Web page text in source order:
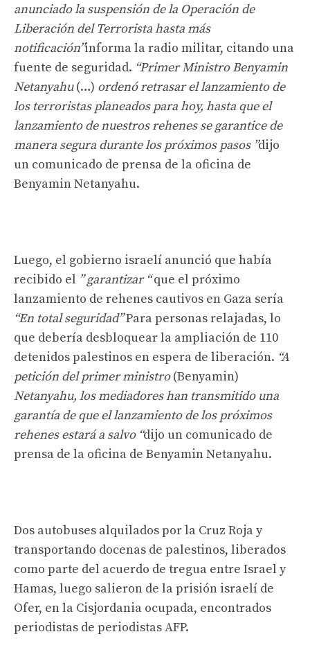
anunciado la suspensión de la Operación de
Liberación del Terrorista hasta más
notificación”informa la radio militar, citando una
fuente de seguridad. “Primer Ministro Benyamin
Netanyahu(…) ordenó retrasar el lanzamiento de
los terroristas planeados para hoy, hasta que el
lanzamiento de nuestros rehenes se garantice de
manera segura durante los próximos pasos ”dijo
un comunicado de prensa de la oficina de
Benyamin Netanyahu.
Luego, el gobierno israelí anunció que había
recibido el ” garantizar “que el próximo
lanzamiento de rehenes cautivos en Gaza sería
“En total seguridad”Para personas relajadas, lo
que debería desbloquear la ampliación de 110
detenidos palestinos en espera de liberación. “A
petición del primer ministro(Benyamin)
Netanyahu, los mediadores han transmitido una
garantía de que el lanzamiento de los próximos
rehenes estará a salvo “dijo un comunicado de
prensa de la oficina de Benyamin Netanyahu.
Dos autobuses alquilados por la Cruz Roja y
transportando docenas de palestinos, liberados
como parte del acuerdo de tregua entre Israel y
Hamas, luego salieron de la prisión israelí de
Ofer, en la Cisjordania ocupada, encontrados
periodistas de periodistas AFP.